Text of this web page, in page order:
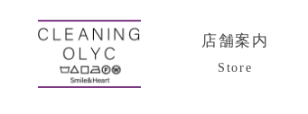
店舗案内
Store